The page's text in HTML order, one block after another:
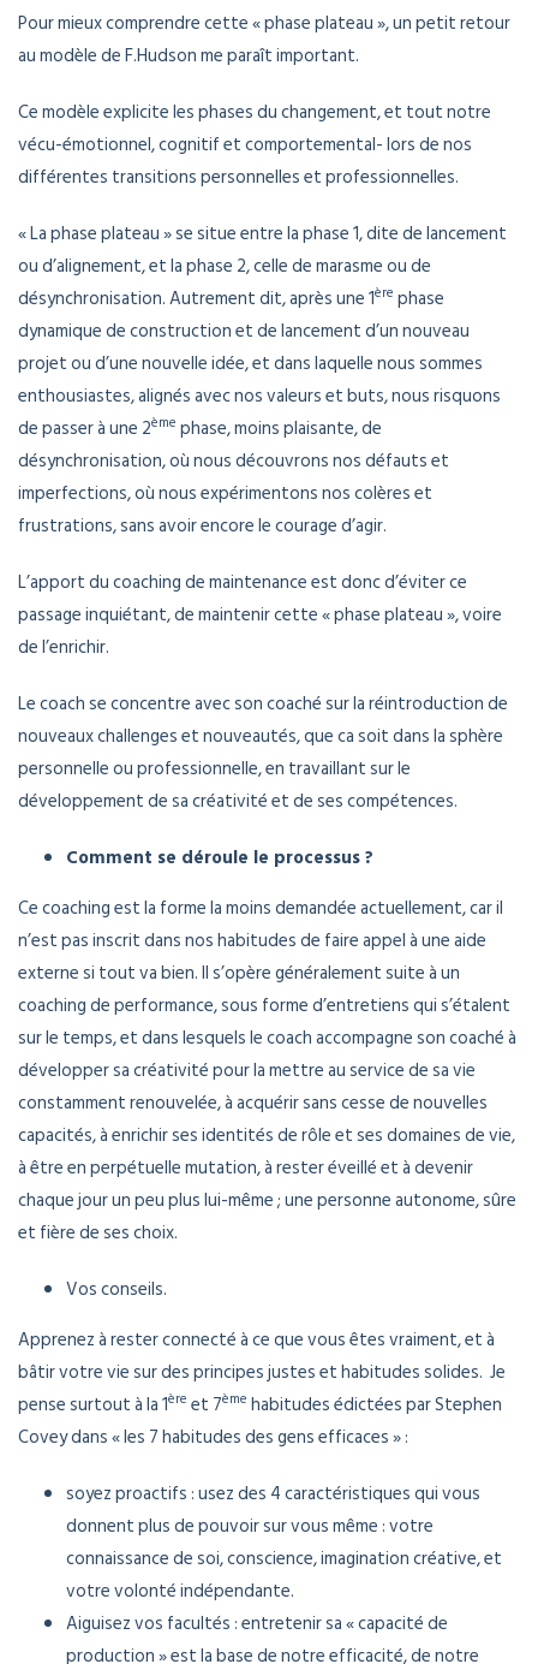
Pour mieux comprendre cette « phase plateau », un petit retour
au modèle de F.Hudson me paraît important.
Ce modèle explicite les phases du changement, et tout notre
vécu-émotionnel, cognitif et comportemental- lors de nos
différentes transitions personnelles et professionnelles.
« La phase plateau » se situe entre la phase 1, dite de lancement
ou d’alignement, et la phase 2, celle de marasme ou de
désynchronisation. Autrement dit, après une 1ère phase
dynamique de construction et de lancement d’un nouveau
projet ou d’une nouvelle idée, et dans laquelle nous sommes
enthousiastes, alignés avec nos valeurs et buts, nous risquons
de passer à une 2ème phase, moins plaisante, de
désynchronisation, où nous découvrons nos défauts et
imperfections, où nous expérimentons nos colères et
frustrations, sans avoir encore le courage d’agir.
L’apport du coaching de maintenance est donc d’éviter ce
passage inquiétant, de maintenir cette « phase plateau », voire
de l’enrichir.
Le coach se concentre avec son coaché sur la réintroduction de
nouveaux challenges et nouveautés, que ca soit dans la sphère
personnelle ou professionnelle, en travaillant sur le
développement de sa créativité et de ses compétences.
Comment se déroule le processus ?
Ce coaching est la forme la moins demandée actuellement, car il
n’est pas inscrit dans nos habitudes de faire appel à une aide
externe si tout va bien. Il s’opère généralement suite à un
coaching de performance, sous forme d’entretiens qui s’étalent
sur le temps, et dans lesquels le coach accompagne son coaché à
développer sa créativité pour la mettre au service de sa vie
constamment renouvelée, à acquérir sans cesse de nouvelles
capacités, à enrichir ses identités de rôle et ses domaines de vie,
à être en perpétuelle mutation, à rester éveillé et à devenir
chaque jour un peu plus lui-même ; une personne autonome, sûre
et fière de ses choix.
Vos conseils.
Apprenez à rester connecté à ce que vous êtes vraiment, et à
bâtir votre vie sur des principes justes et habitudes solides. Je
pense surtout à la 1ère et 7ème habitudes édictées par Stephen
Covey dans « les 7 habitudes des gens efficaces » :
soyez proactifs : usez des 4 caractéristiques qui vous
donnent plus de pouvoir sur vous même : votre
connaissance de soi, conscience, imagination créative, et
votre volonté indépendante.
Aiguisez vos facultés : entretenir sa « capacité de
production » est la base de notre efficacité, de notre